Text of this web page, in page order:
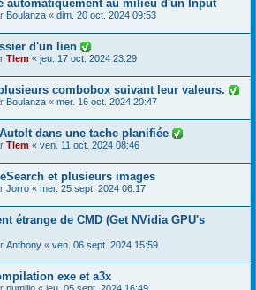
automatiquement au milieu d'un Input
Boulanza « dim. 20 oct. 2024 09:53
d'un lien
Tlem « jeu. 17 oct. 2024 23:29
combobox suivant leur valeurs.
Boulanza « mer. 16 oct. 2024 20:47
dans une tache planifiée
Tlem « ven. 11 oct. 2024 08:46
et plusieurs images
Jorro « mer. 25 sept. 2024 06:17
étrange de CMD (Get NVidia GPU's
Anthony « ven. 06 sept. 2024 15:59
exe et a3x